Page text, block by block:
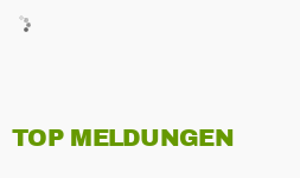
TOP MELDUNGEN